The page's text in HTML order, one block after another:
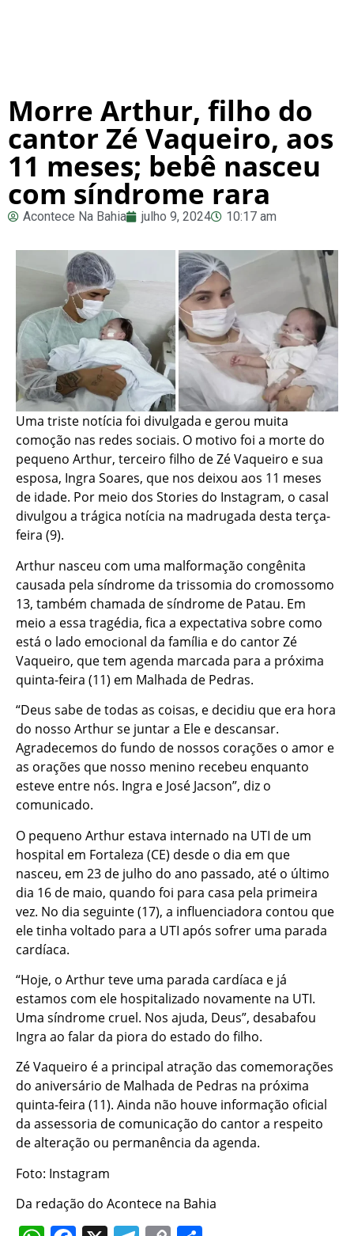
Morre Arthur, filho do
cantor Zé Vaqueiro, aos
11 meses; bebê nasceu
com síndrome rara
Acontece Na Bahia julho 9, 2024 10:17 am
Uma triste notícia foi divulgada e gerou muita
comoção nas redes sociais. O motivo foi a morte do
pequeno Arthur, terceiro filho de Zé Vaqueiro e sua
esposa, Ingra Soares, que nos deixou aos 11 meses
de idade. Por meio dos Stories do Instagram, o casal
divulgou a trágica notícia na madrugada desta terça-
feira (9).
Arthur nasceu com uma malformação congênita
causada pela síndrome da trissomia do cromossomo
13, também chamada de síndrome de Patau. Em
meio a essa tragédia, fica a expectativa sobre como
está o lado emocional da família e do cantor Zé
Vaqueiro, que tem agenda marcada para a próxima
quinta-feira (11) em Malhada de Pedras.
“Deus sabe de todas as coisas, e decidiu que era hora
do nosso Arthur se juntar a Ele e descansar.
Agradecemos do fundo de nossos corações o amor e
as orações que nosso menino recebeu enquanto
esteve entre nós. Ingra e José Jacson”, diz o
comunicado.
O pequeno Arthur estava internado na UTI de um
hospital em Fortaleza (CE) desde o dia em que
nasceu, em 23 de julho do ano passado, até o último
dia 16 de maio, quando foi para casa pela primeira
vez. No dia seguinte (17), a influenciadora contou que
ele tinha voltado para a UTI após sofrer uma parada
cardíaca.
“Hoje, o Arthur teve uma parada cardíaca e já
estamos com ele hospitalizado novamente na UTI.
Uma síndrome cruel. Nos ajuda, Deus”, desabafou
Ingra ao falar da piora do estado do filho.
Zé Vaqueiro é a principal atração das comemorações
do aniversário de Malhada de Pedras na próxima
quinta-feira (11). Ainda não houve informação oficial
da assessoria de comunicação do cantor a respeito
de alteração ou permanência da agenda.
Foto: Instagram
Da redação do Acontece na Bahia